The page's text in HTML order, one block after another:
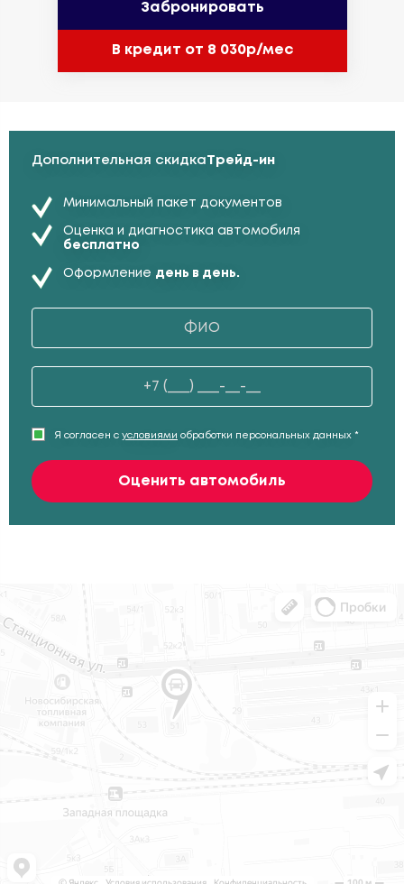
Забронировать
В кредит от 8 030р/мес
Дополнительная скидкаТрейд-ин
Минимальный пакет документов
Оценка и диагностика автомобиля
бесплатно
Оформление день в день.
Я согласен с условиями обработки персональных данных *
Оценить автомобиль